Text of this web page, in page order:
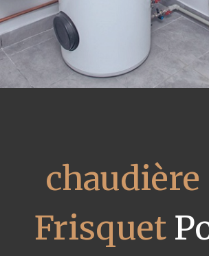
chaudière
Frisquet